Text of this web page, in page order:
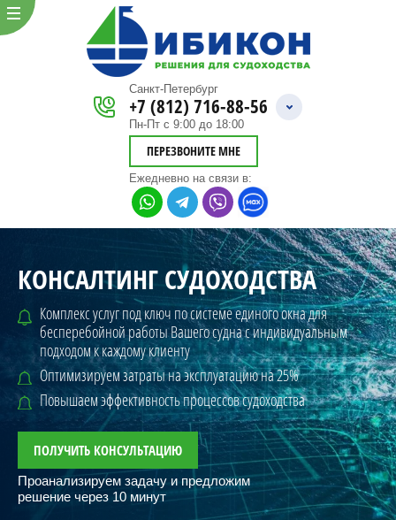
Санкт-Петербург
+7 (812) 716-88-56
Пн-Пт с 9:00 до 18:00
ПЕРЕЗВОНИТЕ МНЕ
Ежедневно на связи в:
КОНСАЛТИНГ СУДОХОДСТВА
Комплекс услуг под ключ по системе единого окна для
бесперебойнойработы Вашего судна с индивидуальным
подходом к каждому клиенту
Оптимизируем затраты на эксплуатацию на 25%
Повышаем эффективность процессов судоходства
ПОЛУЧИТЬ КОНСУЛЬТАЦИЮ
Проанализируем задачу и предложим
решение через 10 минут